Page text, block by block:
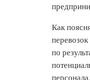
Как
по